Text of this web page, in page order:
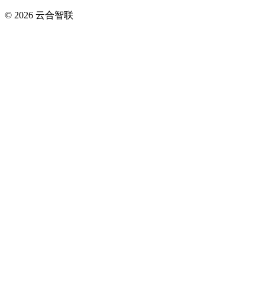
© 2026 云合智联